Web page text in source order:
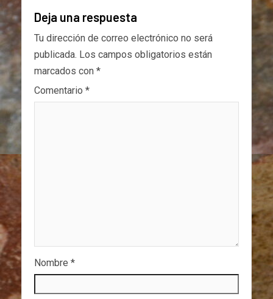
Deja una respuesta
Tu dirección de correo electrónico no será
publicada. Los campos obligatorios están
marcados con *
Comentario *
Nombre *